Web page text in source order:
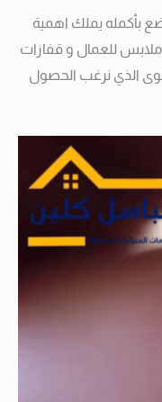
بأكمله يملك اهمية
ملابس للعمال و قفازات
الذي نرغب الحصول